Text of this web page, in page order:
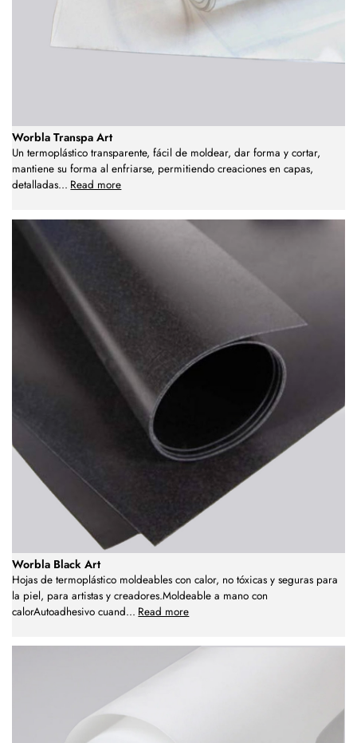
Worbla Transpa Art
Un termoplástico transparente, fácil de moldear, dar forma y cortar,
mantiene su forma al enfriarse, permitiendo creaciones en capas,
detalladas... Read more
Worbla Black Art
Hojas de termoplástico moldeables con calor, no tóxicas y seguras para
la piel, para artistas y creadores.Moldeable a mano con
calorAutoadhesivo cuand... Read more